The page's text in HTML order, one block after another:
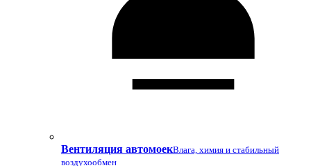
Вентиляция автомоекВлага, химия и стабильный
воздухообмен